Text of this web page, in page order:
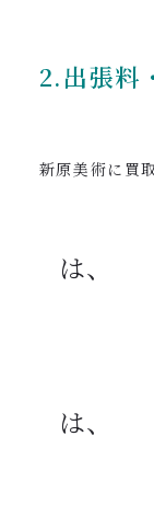
2.出張料
新原美術に買